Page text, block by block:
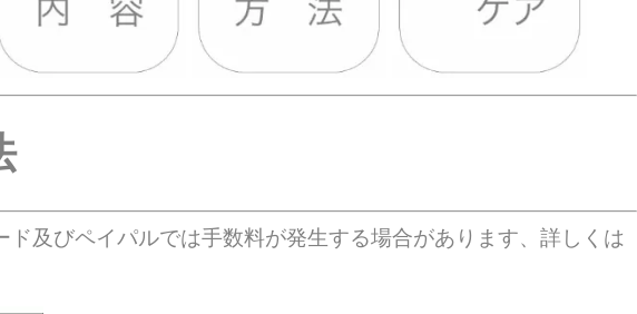
及びペイパルでは手数料が発生する場合があります、詳しくは